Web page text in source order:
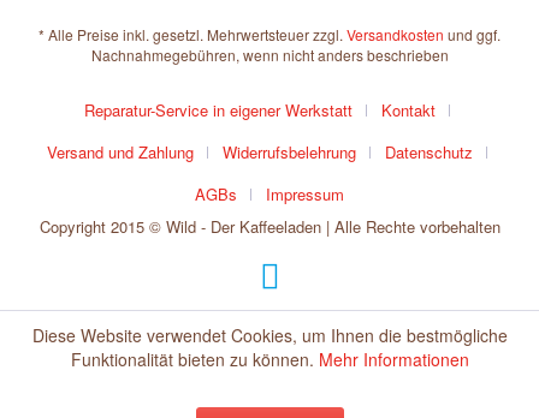
* Alle Preise inkl. gesetzl. Mehrwertsteuer zzgl. Versandkosten und ggf.
Nachnahmegebühren, wenn nicht anders beschrieben
Reparatur-Service in eigener Werkstatt
Kontakt
Versand und Zahlung
Widerrufsbelehrung
Datenschutz
AGBs
Impressum
Copyright 2015 © Wild - Der Kaffeeladen | Alle Rechte vorbehalten
Diese Website verwendet Cookies, um Ihnen die bestmögliche
Funktionalität bieten zu können. Mehr Informationen